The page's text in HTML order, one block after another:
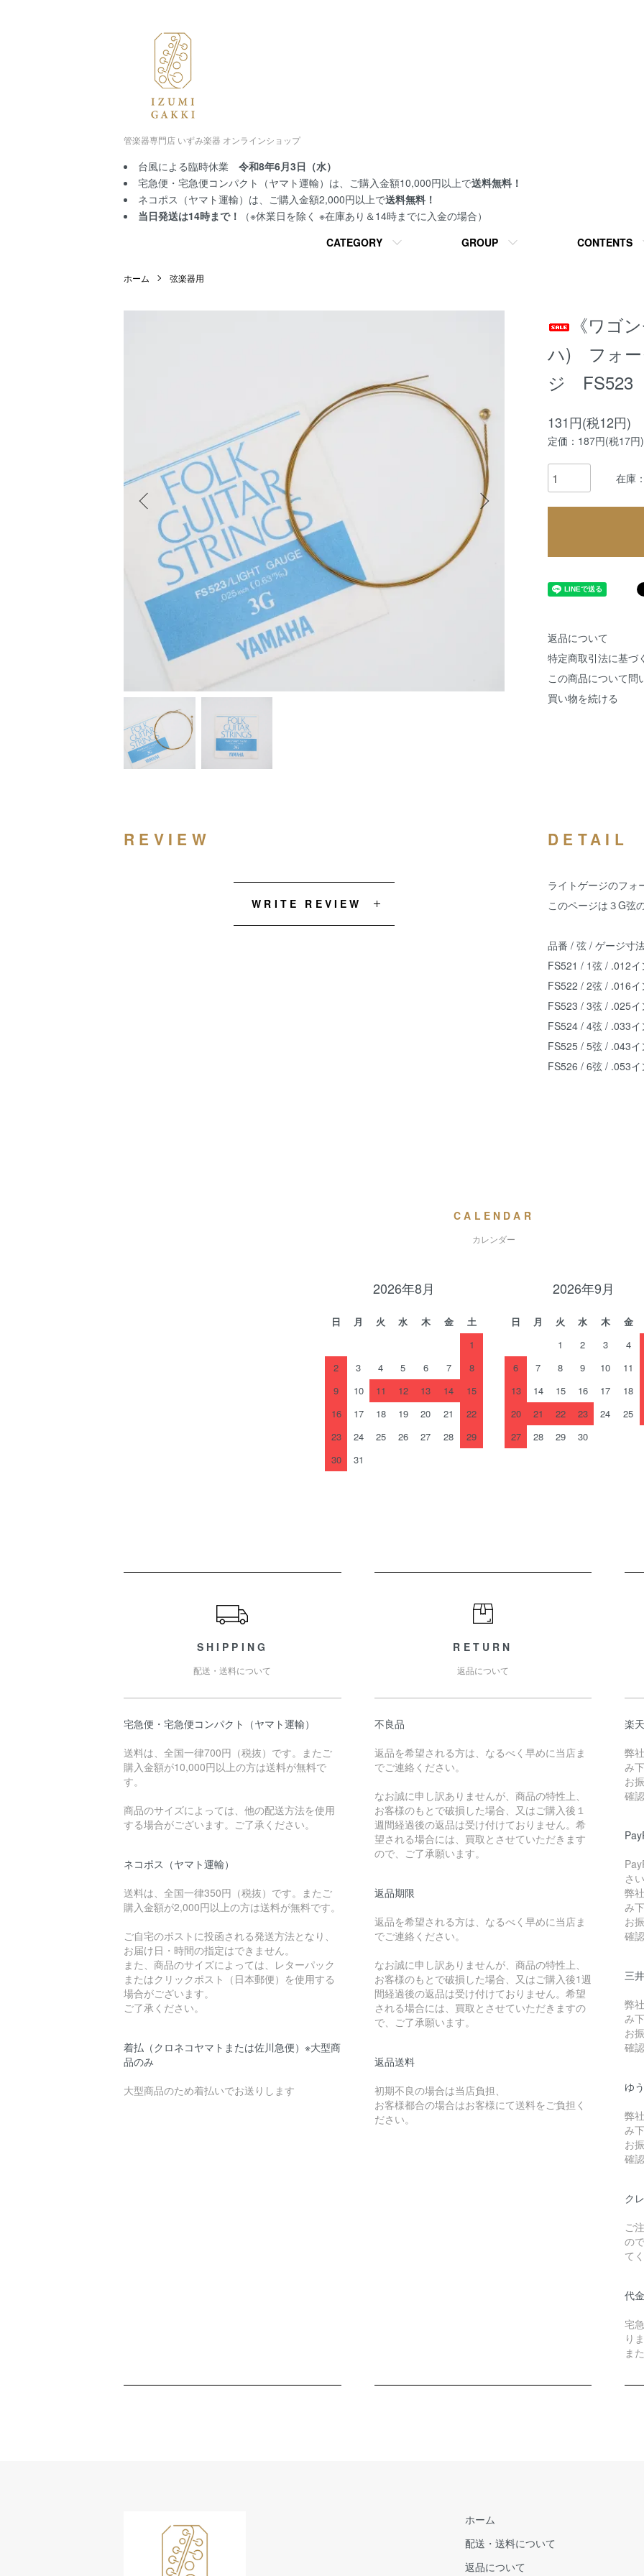
管楽器専門店 いずみ楽器 オンラインショップ
台風による臨時休業 令和8年6月3日（水）
宅急便・宅急便コンパクト（ヤマト運輸）は、ご購入金額10,000円以上で送料無料！
ネコポス（ヤマト運輸）は、ご購入金額2,000円以上で送料無料！
当日発送は14時まで！
（※休業日を除く ※在庫あり＆14時までに入金の場合）
CATEGORY GROUP CONTENTS
ホーム 弦楽器用
《ワゴ
ハ) フォー
ジ FS523
131円(税12円)
定価：187円(税17円)
在庫
返品について
特定商取引法に基づ
この商品について問
買い物を続ける
DETAIL
ライトゲージのフォ
このページは３G弦
品番 / 弦 / ゲージ寸
FS521 / 1弦 / .012イ
FS522 / 2弦 / .016イ
FS523 / 3弦 / .025イ
FS524 / 4弦 / .033イ
FS525 / 5弦 / .043イ
FS526 / 6弦 / .053イ
REVIEW
WRITE REVIEW
CALENDAR
カレンダー
2026年8月
日 月 火 水 木 金
土
1
2
3 4 5 6 7
8
9
10 11 12 13 14
15
16
17 18 19 20 21
22
23
24 25 26 27 28
29
30
31
2026年9月
日 月 火 水 木 金
1
2 3 4
6
7 8 9 10 11
13
14 15 16 17 18
20
21 22 23 24 25
27
28 29 30
SHIPPING
配送・送料について
宅急便・宅急便コンパクト（ヤマト運輸）
送料は、全国一律700円（税抜）です。またご
購入金額が10,000円以上の方は送料が無料で
す。
商品のサイズによっては、他の配送方法を使用
する場合がございます。ご了承ください。
ネコポス（ヤマト運輸）
送料は、全国一律350円（税抜）です。またご
購入金額が2,000円以上の方は送料が無料です。
ご自宅のポストに投函される発送方法となり、
お届け日・時間の指定はできません。
また、商品のサイズによっては、レターパック
またはクリックポスト（日本郵便）を使用する
場合がございます。
ご了承ください。
着払（クロネコヤマトまたは佐川急便）※大型商
品のみ
大型商品のため着払いでお送りします
RETURN
返品について
不良品
返品を希望される方は、なるべく早めに当店ま
でご連絡ください。
なお誠に申し訳ありませんが、商品の特性上、
お客様のもとで破損した場合、又はご購入後１
週間経過後の返品は受け付けておりません。希
望される場合には、買取とさせていただきます
ので、ご了承願います。
返品期限
返品を希望される方は、なるべく早めに当店ま
でご連絡ください。
なお誠に申し訳ありませんが、商品の特性上、
お客様のもとで破損した場合、又はご購入後1週
間経過後の返品は受け付けておりません。希望
される場合には、買取とさせていただきますの
で、ご了承願います。
返品送料
初期不良の場合は当店負担、
お客様都合の場合はお客様にて送料をご負担く
ださい。
楽
弊
み
お
確
さい
弊
み
お
確
三
弊
み
お
確
ゆ
弊
み
お
確
ク
ご
の
て
代
宅
り
ま
ホーム
配送・送料について
返品について